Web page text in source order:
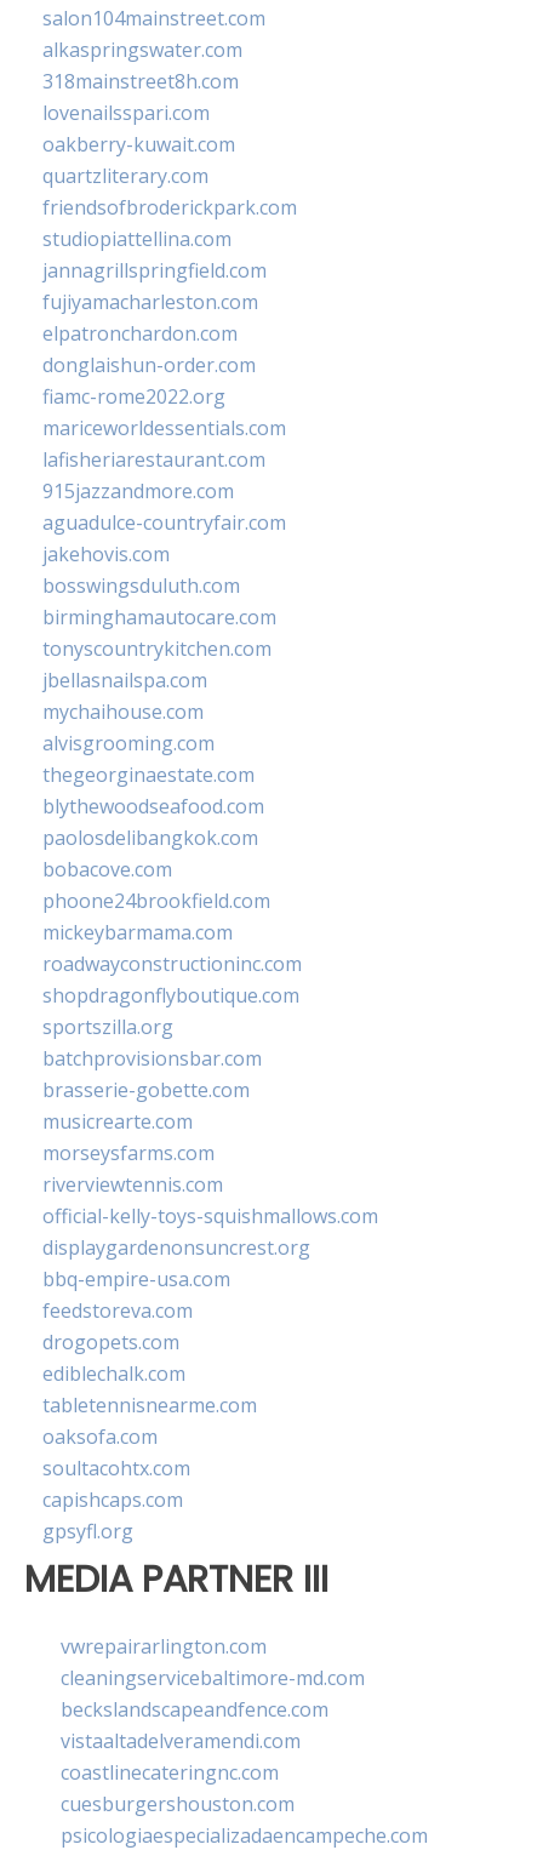
salon104mainstreet.com
alkaspringswater.com
318mainstreet8h.com
lovenailsspari.com
oakberry-kuwait.com
quartzliterary.com
friendsofbroderickpark.com
studiopiattellina.com
jannagrillspringfield.com
fujiyamacharleston.com
elpatronchardon.com
donglaishun-order.com
fiamc-rome2022.org
mariceworldessentials.com
lafisheriarestaurant.com
915jazzandmore.com
aguadulce-countryfair.com
jakehovis.com
bosswingsduluth.com
birminghamautocare.com
tonyscountrykitchen.com
jbellasnailspa.com
mychaihouse.com
alvisgrooming.com
thegeorginaestate.com
blythewoodseafood.com
paolosdelibangkok.com
bobacove.com
phoone24brookfield.com
mickeybarmama.com
roadwayconstructioninc.com
shopdragonflyboutique.com
sportszilla.org
batchprovisionsbar.com
brasserie-gobette.com
musicrearte.com
morseysfarms.com
riverviewtennis.com
official-kelly-toys-squishmallows.com
displaygardenonsuncrest.org
bbq-empire-usa.com
feedstoreva.com
drogopets.com
ediblechalk.com
tabletennisnearme.com
oaksofa.com
soultacohtx.com
capishcaps.com
gpsyfl.org
MEDIA PARTNER III
vwrepairarlington.com
cleaningservicebaltimore-md.com
beckslandscapeandfence.com
vistaaltadelveramendi.com
coastlinecateringnc.com
cuesburgershouston.com
psicologiaespecializadaencampeche.com